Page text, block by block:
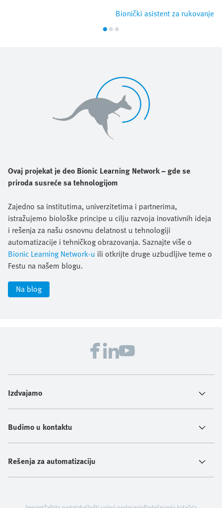
Bionički asistent za rukovanje
Ovaj projekat je deo Bionic Learning Network – gde se
priroda susreće sa tehnologijom
Zajedno sa institutima, univerzitetima i partnerima,
istražujemo biološke principe u cilju razvoja inovativnih ideja
i rešenja za našu osnovnu delatnost u tehnologiji
automatizacije i tehničkog obrazovanja. Saznajte više o
Bionic Learning Network-u ili otkrijte druge uzbudljive teme o
Festu na našem blogu.
Na blog
Izdvajamo
Budimo u kontaktu
Rešenja za automatizaciju